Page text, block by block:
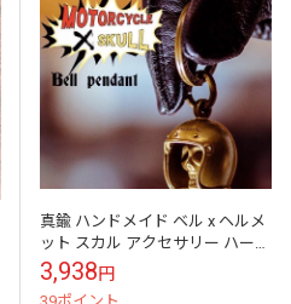
真鍮 ハンドメイド ベル x ヘルメ
ット スカル アクセサリー ハーレ
ー 鍵 ショベル チョッパー DIY ブ
ラス ゴールド 革財...
3,938円